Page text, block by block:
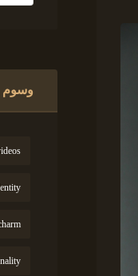
وسوم